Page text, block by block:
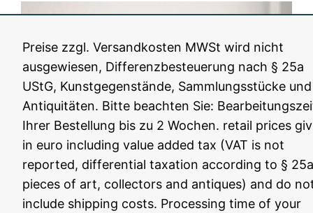
Preise zzgl. Versandkosten MWSt wird nicht
ausgewiesen, Differenzbesteuerung nach § 25a
UStG, Kunstgegenstände, Sammlungsstücke und
Antiquitäten. Bitte beachten Sie:
Ihrer Bestellung bis zu 2 Wochen. retail prices
in euro including value added tax (VAT is not
reported, differential taxation according to §
pieces of art, collectors and antiques) and do
include shipping costs. Processing time of your
4-Armige Stehleuchte Jielde Nr2